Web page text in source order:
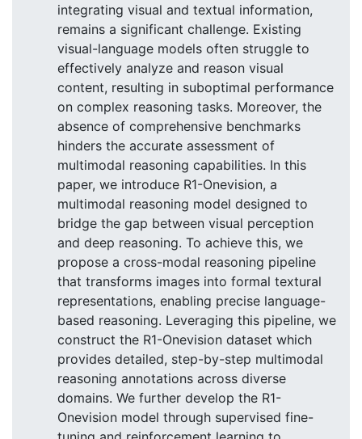
integrating visual and textual information,
remains a significant challenge. Existing
visual-language models often struggle to
effectively analyze and reason visual
content, resulting in suboptimal performance
on complex reasoning tasks. Moreover, the
absence of comprehensive benchmarks
hinders the accurate assessment of
multimodal reasoning capabilities. In this
paper, we introduce R1-Onevision, a
multimodal reasoning model designed to
bridge the gap between visual perception
and deep reasoning. To achieve this, we
propose a cross-modal reasoning pipeline
that transforms images into formal textural
representations, enabling precise language-
based reasoning. Leveraging this pipeline, we
construct the R1-Onevision dataset which
provides detailed, step-by-step multimodal
reasoning annotations across diverse
domains. We further develop the R1-
Onevision model through supervised fine-